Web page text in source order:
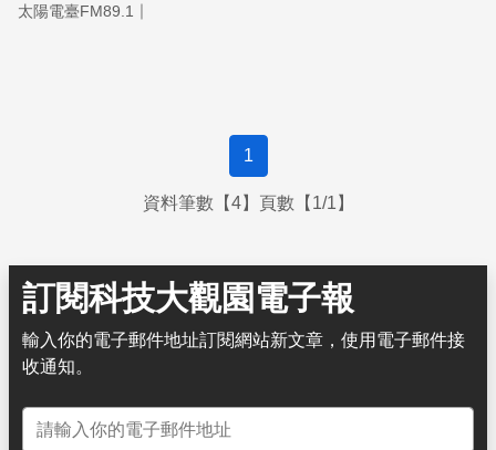
太陽電臺FM89.1 ｜
1
資料筆數【4】頁數【1/1】
訂閱科技大觀園電子報
輸入你的電子郵件地址訂閱網站新文章，使用電子郵件接
收通知。
電子郵件地址